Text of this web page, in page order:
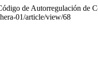
de Autorregulación de
01/article/view/68